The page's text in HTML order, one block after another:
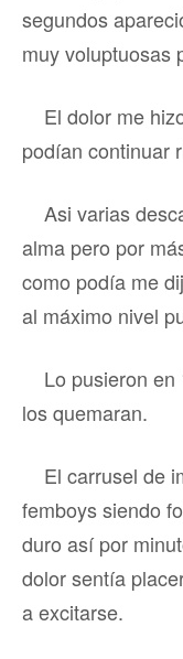
segundos
muy voluptuosas
El dolor me
podían continuar
Asi varias
alma pero por
como podía me
al máximo nivel
Lo pusieron
los quemaran.
El carrusel de
femboys siendo
duro así por
dolor sentía
a excitarse.